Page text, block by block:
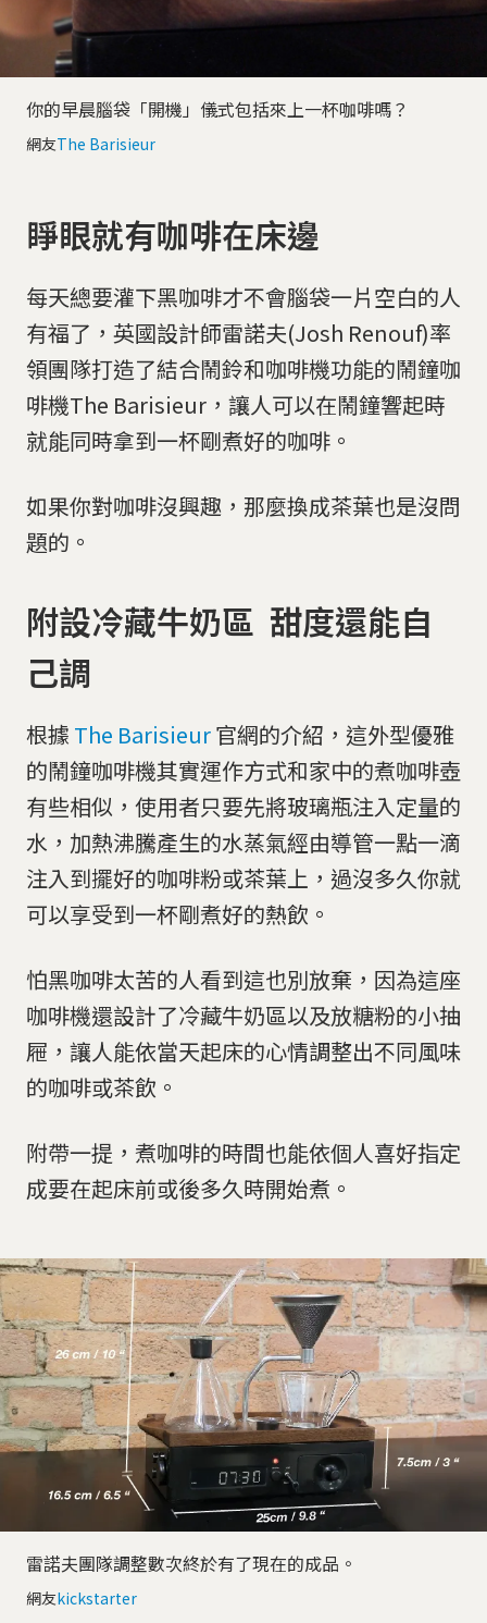
你的早晨腦袋「開機」儀式包括來上一杯咖啡嗎？
網友The Barisieur
睜眼就有咖啡在床邊
每天總要灌下黑咖啡才不會腦袋一片空白的人
有福了，英國設計師雷諾夫(Josh Renouf)率
領團隊打造了結合鬧鈴和咖啡機功能的鬧鐘咖
啡機The Barisieur，讓人可以在鬧鐘響起時
就能同時拿到一杯剛煮好的咖啡。
如果你對咖啡沒興趣，那麼換成茶葉也是沒問
題的。
附設冷藏牛奶區 甜度還能自
己調
根據 The Barisieur官網的介紹，這外型優雅
的鬧鐘咖啡機其實運作方式和家中的煮咖啡壺
有些相似，使用者只要先將玻璃瓶注入定量的
水，加熱沸騰產生的水蒸氣經由導管一點一滴
注入到擺好的咖啡粉或茶葉上，過沒多久你就
可以享受到一杯剛煮好的熱飲。
怕黑咖啡太苦的人看到這也別放棄，因為這座
咖啡機還設計了冷藏牛奶區以及放糖粉的小抽
屜，讓人能依當天起床的心情調整出不同風味
的咖啡或茶飲。
附帶一提，煮咖啡的時間也能依個人喜好指定
成要在起床前或後多久時開始煮。
雷諾夫團隊調整數次終於有了現在的成品。
網友kickstarter